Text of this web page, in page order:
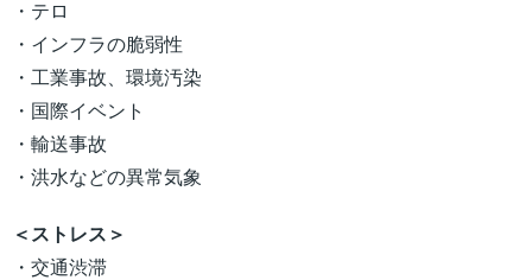
・テロ
・インフラの脆弱性
・工業事故、環境汚染
・国際イベント
・輸送事故
・洪水などの異常気象
＜ストレス＞
・交通渋滞